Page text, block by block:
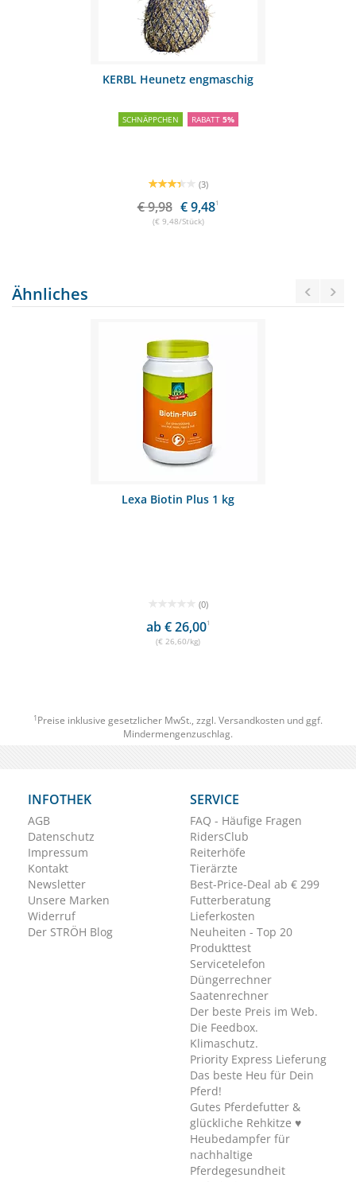
KERBL Heunetz engmaschig
SCHNÄPPCHEN RABATT 5%
(3)
€ 9,98 € 9,481
(€ 9,48/Stück)
Ähnliches
Lexa Biotin Plus 1 kg
(0)
ab € 26,001
(€ 26,60/kg)
1 Preise inklusive gesetzlicher MwSt., zzgl. Versandkosten und ggf.
Mindermengenzuschlag.
INFOTHEK
AGB
Datenschutz
Impressum
Kontakt
Newsletter
Unsere Marken
Widerruf
Der STRÖH Blog
SERVICE
FAQ - Häufige Fragen
RidersClub
Reiterhöfe
Tierärzte
Best-Price-Deal ab € 299
Futterberatung
Lieferkosten
Neuheiten - Top 20
Produkttest
Servicetelefon
Düngerrechner
Saatenrechner
Der beste Preis im Web.
Die Feedbox.
Klimaschutz.
Priority Express Lieferung
Das beste Heu für Dein
Pferd!
Gutes Pferdefutter &
glückliche Rehkitze ♥
Heubedampfer für
nachhaltige
Pferdegesundheit